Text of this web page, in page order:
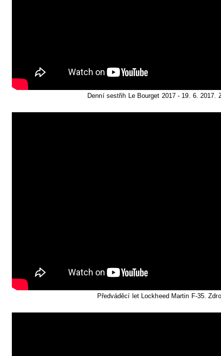
Denní sestřih Le Bourget 2017 - 19. 6. 2017.
Předváděcí let Lockheed Martin F-35.